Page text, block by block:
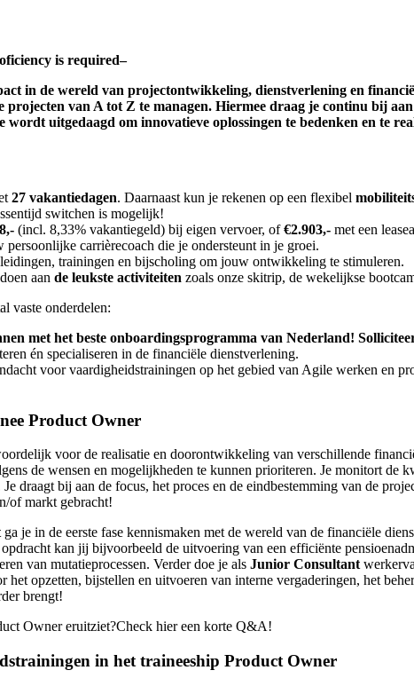
is required–
in de wereld van projectontwikkeling, dienstverlening en
van A tot Z te managen. Hiermee draag je continu bij
uitgedaagd om innovatieve oplossingen te bedenken en te
27 vakantiedagen. Daarnaast kun je rekenen op een flexibel
switchen is mogelijk!
(incl. 8,33% vakantiegeld) bij eigen vervoer, of€2.903,- met een
persoonlijke carrièrecoach die je ondersteunt in je groei.
trainingen en bijscholing om jouw ontwikkeling te stimuleren.
aan de leukste activiteiten zoals onze skitrip, de wekelijkse
vaste onderdelen:
met het beste onboardingsprogramma van Nederland!
én specialiseren in de financiële dienstverlening.
voor vaardigheidstrainingen op het gebied van Agile werken en
Product Owner
voor de realisatie en doorontwikkeling van verschillende
de wensen en mogelijkheden te kunnen prioriteren. Je monitort
draagt bij aan de focus, het proces en de eindbestemming van de
of markt gebracht!
ga je in de eerste fase kennismaken met de wereld van de financiële
kan jij bijvoorbeeld de uitvoering van een efficiënte
van mutatieprocessen. Verder doe je als Junior Consultant
opzetten, bijstellen en uitvoeren van interne vergaderingen, het
brengt!
Owner eruitziet?Check hier een korte Q&A!
in het traineeship Product Owner